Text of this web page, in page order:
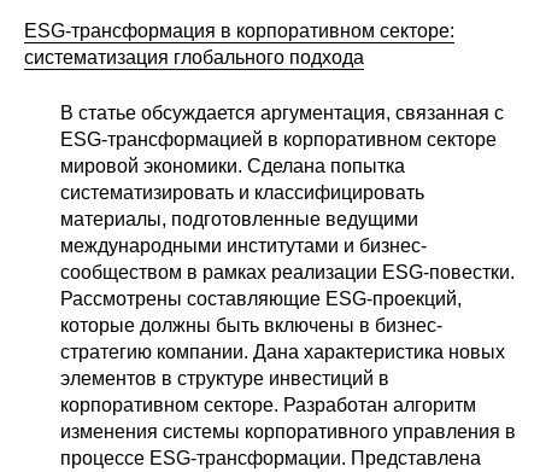
ESG-трансформация в корпоративном секторе:
систематизация глобального подхода
В статье обсуждается аргументация, связанная с
ESG-трансформацией в корпоративном секторе
мировой экономики. Сделана попытка
систематизировать и классифицировать
материалы, подготовленные ведущими
международными институтами и бизнес-
сообществом в рамках реализации ESG-повестки.
Рассмотрены составляющие ESG-проекций,
которые должны быть включены в бизнес-
стратегию компании. Дана характеристика новых
элементов в структуре инвестиций в
корпоративном секторе. Разработан алгоритм
изменения системы корпоративного управления в
процессе ESG-трансформации. Представлена